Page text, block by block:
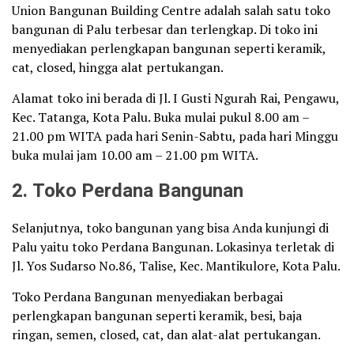
Union Bangunan Building Centre adalah salah satu toko
bangunan di Palu terbesar dan terlengkap. Di toko ini
menyediakan perlengkapan bangunan seperti keramik,
cat, closed, hingga alat pertukangan.
Alamat toko ini berada di Jl. I Gusti Ngurah Rai, Pengawu,
Kec. Tatanga, Kota Palu. Buka mulai pukul 8.00 am –
21.00 pm WITA pada hari Senin-Sabtu, pada hari Minggu
buka mulai jam 10.00 am – 21.00 pm WITA.
2. Toko Perdana Bangunan
Selanjutnya, toko bangunan yang bisa Anda kunjungi di
Palu yaitu toko Perdana Bangunan. Lokasinya terletak di
Jl. Yos Sudarso No.86, Talise, Kec. Mantikulore, Kota Palu.
Toko Perdana Bangunan menyediakan berbagai
perlengkapan bangunan seperti keramik, besi, baja
ringan, semen, closed, cat, dan alat-alat pertukangan.